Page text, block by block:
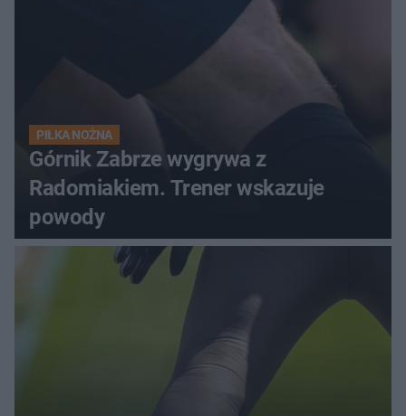
PIŁKA NOŻNA
Górnik Zabrze wygrywa z
Radomiakiem. Trener wskazuje
powody